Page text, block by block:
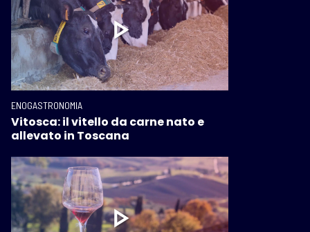
ENOGASTRONOMIA
Vitosca: il vitello da carne nato e
allevato in Toscana